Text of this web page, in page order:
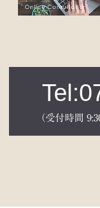
（受付時間